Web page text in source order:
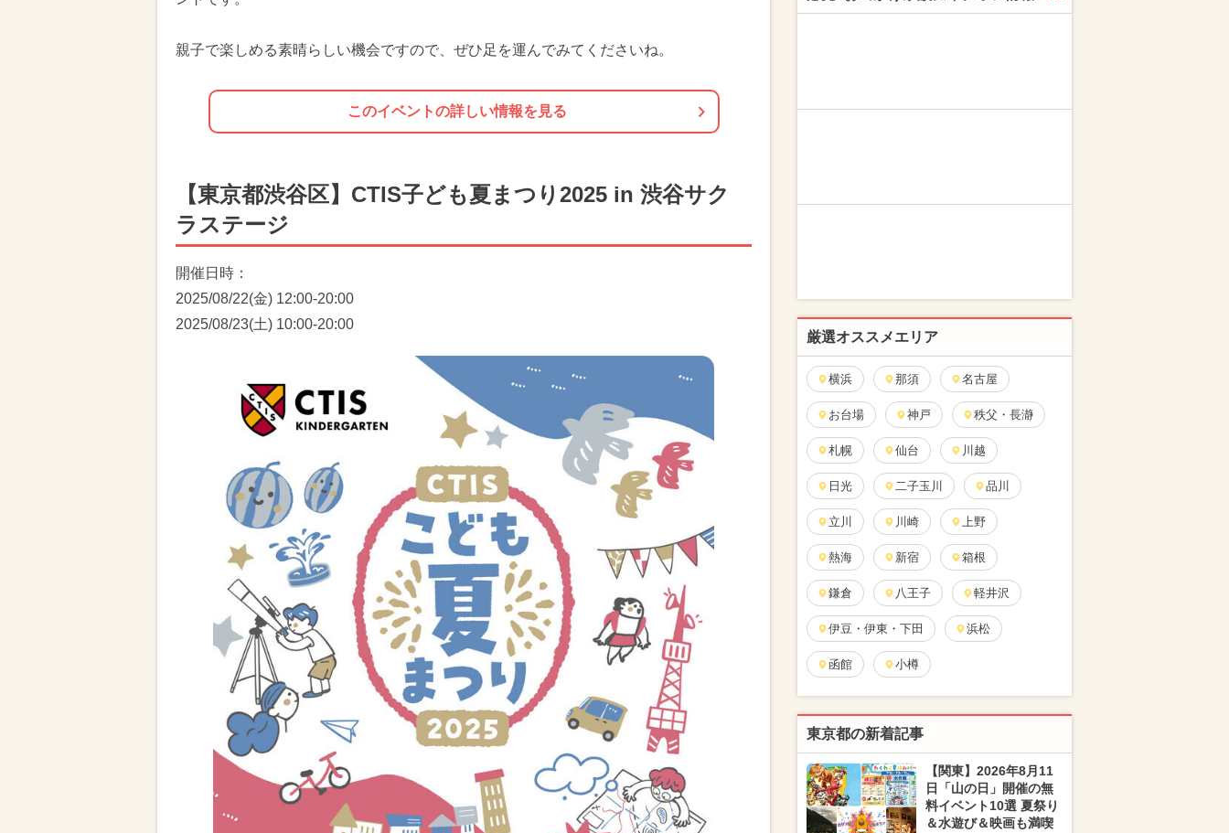
親子で楽しめる素晴らしい機会ですので、ぜひ足を運んでみてくださいね。
このイベントの詳しい情報を見る
【東京都渋谷区】CTIS子ども夏まつり2025 in 渋谷サク
ラステージ
開催日時：
2025/08/22(金) 12:00-20:00
2025/08/23(土) 10:00-20:00
厳選オススメエリア
横浜 那須 名古屋
お台場 神戸 秩父・長瀞
札幌 仙台 川越
日光 二子玉川 品川
立川 川崎 上野
熱海 新宿 箱根
鎌倉 八王子 軽井沢
伊豆・伊東・下田 浜松
函館 小樽
東京都の新着記事
【関東】2026年8月11
日「山の日」開催の無
料イベント10選 夏祭り
＆水遊び＆映画も満喫